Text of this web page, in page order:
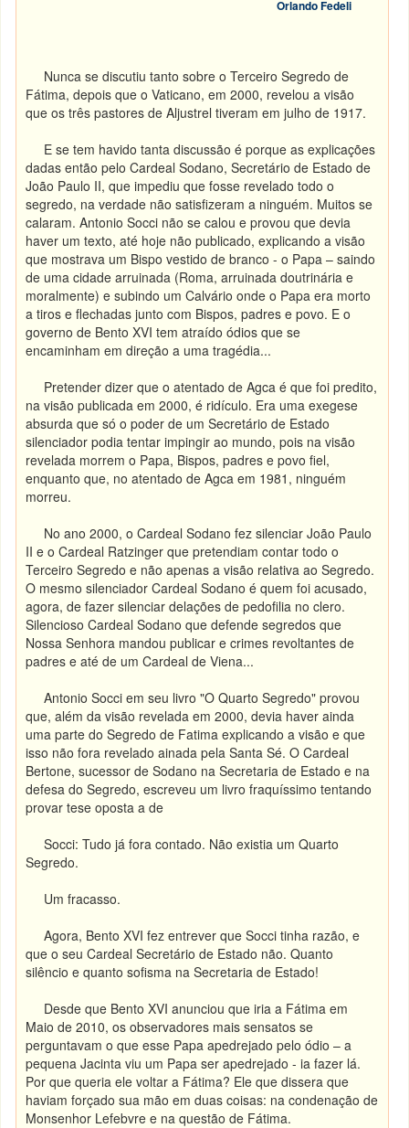
Orlando Fedeli
Nunca se discutiu tanto sobre o Terceiro Segredo de
Fátima, depois que o Vaticano, em 2000, revelou a visão
que os três pastores de Aljustrel tiveram em julho de 1917.
E se tem havido tanta discussão é porque as explicações
dadas então pelo Cardeal Sodano, Secretário de Estado de
João Paulo II, que impediu que fosse revelado todo o
segredo, na verdade não satisfizeram a ninguém. Muitos se
calaram. Antonio Socci não se calou e provou que devia
haver um texto, até hoje não publicado, explicando a visão
que mostrava um Bispo vestido de branco - o Papa – saindo
de uma cidade arruinada (Roma, arruinada doutrinária e
moralmente) e subindo um Calvário onde o Papa era morto
a tiros e flechadas junto com Bispos, padres e povo. E o
governo de Bento XVI tem atraído ódios que se
encaminham em direção a uma tragédia...
Pretender dizer que o atentado de Agca é que foi predito,
na visão publicada em 2000, é ridículo. Era uma exegese
absurda que só o poder de um Secretário de Estado
silenciador podia tentar impingir ao mundo, pois na visão
revelada morrem o Papa, Bispos, padres e povo fiel,
enquanto que, no atentado de Agca em 1981, ninguém
morreu.
No ano 2000, o Cardeal Sodano fez silenciar João Paulo
II e o Cardeal Ratzinger que pretendiam contar todo o
Terceiro Segredo e não apenas a visão relativa ao Segredo.
O mesmo silenciador Cardeal Sodano é quem foi acusado,
agora, de fazer silenciar delações de pedofilia no clero.
Silencioso Cardeal Sodano que defende segredos que
Nossa Senhora mandou publicar e crimes revoltantes de
padres e até de um Cardeal de Viena...
Antonio Socci em seu livro"O Quarto Segredo" provou
que, além da visão revelada em 2000, devia haver ainda
uma parte do Segredo de Fatima explicando a visão e que
isso não fora revelado ainada pela Santa Sé. O Cardeal
Bertone, sucessor de Sodano na Secretaria de Estado e na
defesa do Segredo, escreveu um livro fraquíssimo tentando
provar tese oposta a de
Socci: Tudo já fora contado. Não existia um Quarto
Segredo.
Um fracasso.
Agora, Bento XVI fez entrever que Socci tinha razão, e
que o seu Cardeal Secretário de Estado não. Quanto
silêncio e quanto sofisma na Secretaria de Estado!
Desde que Bento XVI anunciou que iria a Fátima em
Maio de 2010, os observadores mais sensatos se
perguntavam o que esse Papa apedrejado pelo ódio – a
pequena Jacinta viu um Papa ser apedrejado - ia fazer lá.
Por que queria ele voltar a Fátima? Ele que dissera que
haviam forçado sua mão em duas coisas: na condenação de
Monsenhor Lefebvre e na questão de Fátima.